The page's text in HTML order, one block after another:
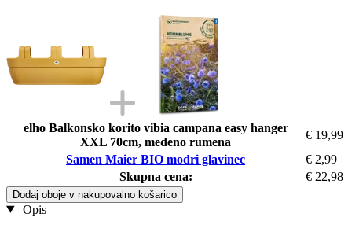
elho Balkonsko korito vibia campana easy hanger
XXL 70cm, medeno rumena
€ 19,99
Samen Maier BIO modri glavinec
€ 2,99
Skupna cena:
€ 22,98
Dodaj oboje v nakupovalno košarico
Opis